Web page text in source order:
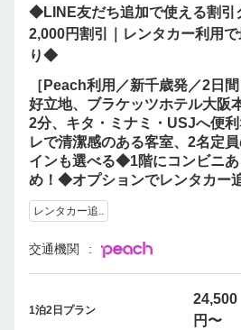
◆LINE友だち追加で使える割引
2,000円割引｜レンタカー利用
り◆
［Peach利用／新千歳発／2日
好立地、ブラケッツホテル大阪
2分、キタ・ミナミ・USJへ便
レで清潔感のある客室、2名定
インも選べる◆1階にコンビニ
め！◆オプションでレンタカー
レンタカー追..
交通機関
1泊2日プラン
24,500
円〜